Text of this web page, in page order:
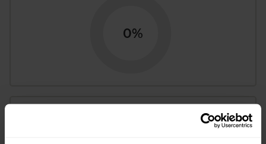
0%